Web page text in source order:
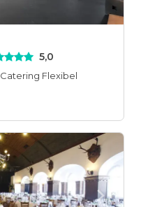
5,0
Catering Flexibel